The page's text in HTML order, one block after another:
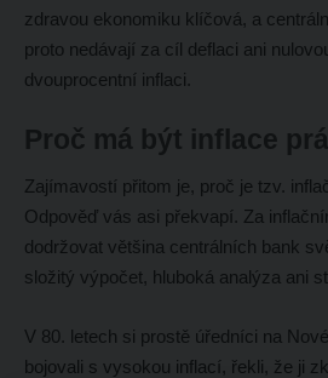
zdravou ekonomiku klíčová, a
proto nedávají za cíl deflaci ani
dvouprocentní inflaci.
Proč má být inflace
Zajímavostí přitom je, proč je tzv.
Odpověď vás asi překvapí. Za
dodržovat většina centrálních bank
složitý výpočet, hluboká analýza ani
V 80. letech si prostě úředníci na
bojovali s vysokou inflací, řekli, že ji